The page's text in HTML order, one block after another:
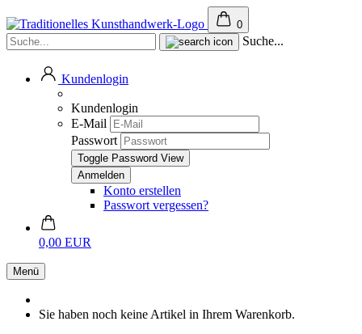
0
Suche...
Kundenlogin
Kundenlogin
E-Mail
Passwort
Toggle Password View
Konto erstellen
Passwort vergessen?
0,00 EUR
Menü
Sie haben noch keine Artikel in Ihrem Warenkorb.